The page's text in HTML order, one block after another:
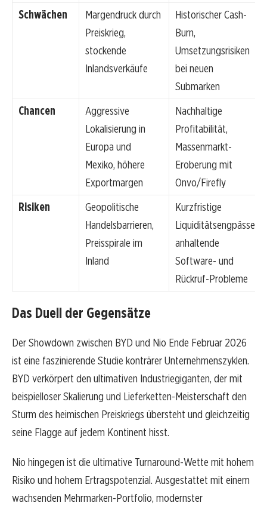
Schwächen
Margendruck durch
Preiskrieg,
stockende
Inlandsverkäufe
Historischer Cash-
Burn,
Umsetzungsrisiken
bei neuen
Submarken
Chancen
Aggressive
Lokalisierung in
Europa und
Mexiko, höhere
Exportmargen
Nachhaltige
Profitabilität,
Massenmarkt-
Eroberung mit
Onvo/Firefly
Risiken
Geopolitische
Handelsbarrieren,
Preisspirale im
Inland
Kurzfristige
Liquiditätsengpässe,
anhaltende
Software- und
Rückruf-Probleme
Das Duell der Gegensätze
Der Showdown zwischen BYD und Nio Ende Februar 2026
ist eine faszinierende Studie konträrer Unternehmenszyklen.
BYD verkörpert den ultimativen Industriegiganten, der mit
beispielloser Skalierung und Lieferketten-Meisterschaft den
Sturm des heimischen Preiskriegs übersteht und gleichzeitig
seine Flagge auf jedem Kontinent hisst.
Nio hingegen ist die ultimative Turnaround-Wette mit hohem
Risiko und hohem Ertragspotenzial. Ausgestattet mit einem
wachsenden Mehrmarken-Portfolio, modernster